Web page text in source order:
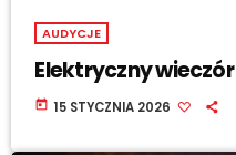
AUDYCJE
Elektryczny wieczór
today 15 STYCZNIA 2026